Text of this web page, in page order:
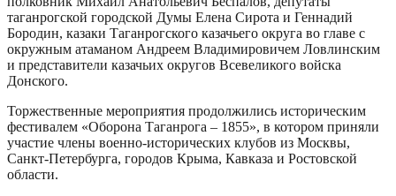
таганрогской городской Думы Елена Сирота и Геннадий
Бородин, казаки Таганрогского казачьего округа во главе с
окружным атаманом Андреем Владимировичем Ловлинским
и представители казачьих округов Всевеликого войска
Донского.
Торжественные мероприятия продолжились историческим
фестивалем «Оборона Таганрога – 1855», в котором приняли
участие члены военно-исторических клубов из Москвы,
Санкт-Петербурга, городов Крыма, Кавказа и Ростовской
области.